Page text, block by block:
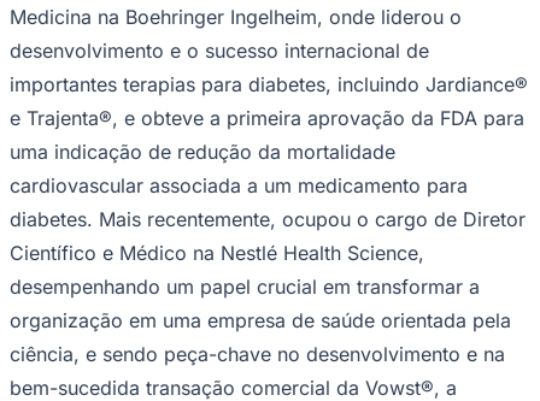
São Paulo
Medicina na Boehringer Ingelheim, onde liderou o
desenvolvimento e o sucesso internacional de
importantes terapias para diabetes, incluindo Jardiance®
e Trajenta®, e obteve a primeira aprovação da FDA para
uma indicação de redução da mortalidade
cardiovascular associada a um medicamento para
diabetes. Mais recentemente, ocupou o cargo de Diretor
Científico e Médico na Nestlé Health Science,
desempenhando um papel crucial em transformar a
organização em uma empresa de saúde orientada pela
ciência, e sendo peça-chave no desenvolvimento e na
bem-sucedida transação comercial da Vowst®, a